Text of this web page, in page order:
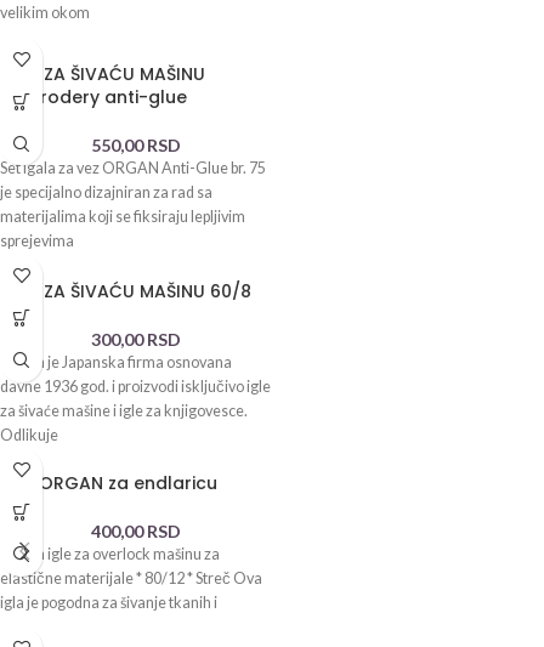
velikim okom
IGLA ZA ŠIVAĆU MAŠINU
embrodery anti-glue
550,00RSD
Set igala za vez ORGAN Anti-Glue br. 75
je specijalno dizajniran za rad sa
materijalima koji se fiksiraju lepljivim
sprejevima
IGLA ZA ŠIVAĆU MAŠINU 60/8
300,00RSD
Organ je Japanska firma osnovana
davne 1936 god. i proizvodi isključivo igle
za šivaće mašine i igle za knjigovesce.
Odlikuje
Igla ORGAN za endlaricu
400,00RSD
Organ igle za overlock mašinu za
elastične materijale * 80/12 * Streč Ova
igla je pogodna za šivanje tkanih i